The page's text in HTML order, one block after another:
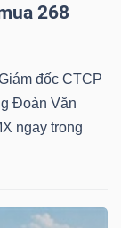
268
đốc CTCP
Đoàn Văn
ngay trong
chỉ quỹ Chứng